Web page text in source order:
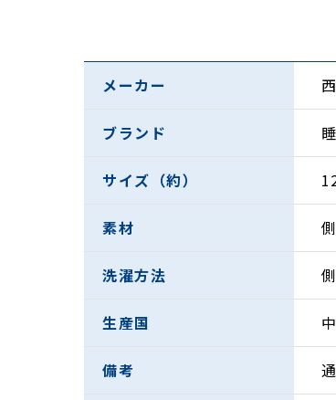
寝返りをうつたびに空気が入れ替
ベッドマットの上に敷くだけ
お使いのベッドマットレスや布団
その他ポイント
側生地は洗濯機で丸洗いすることが
軽くてコンパクト上げ下ろしや持ち
メーカー
ブランド
サイズ（約）
素材
洗濯方法
生産国
備考